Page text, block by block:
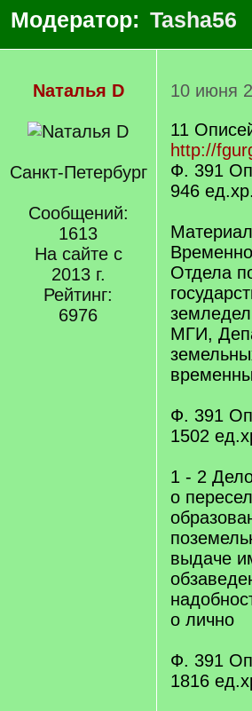
Модератор: Tasha56
Nаталья D
Санкт-Петербург
Сообщений:
1613
На сайте с
2013 г.
Рейтинг:
6976
10 июня
11
http://
Ф. 391
946 eд.xр.
Отдела
МГИ,
Ф. 391
1502
1 - 2
о
выдаче
о лично
Ф. 391
1816